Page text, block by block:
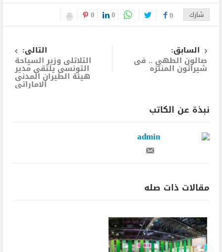
شارك 0
0
0
السابق:
صالون الطهي .. فى
شيراتون المنتزه
التالى:
التلاتلى وزير السياحة
التونسى يلتقى مدير
هيئة الطيران المدنى
الاماراتى
نبذة عن الكاتب
admin
مقالات ذات صله